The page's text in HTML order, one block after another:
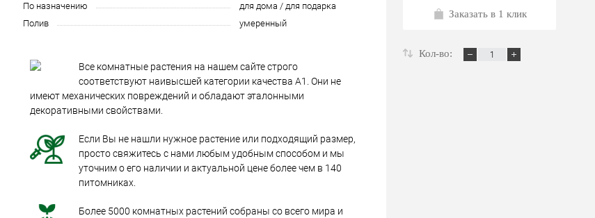
По назначению
для дома / для подарка
Полив
умеренный
Все комнатные растения на нашем сайте строго
соответствуют наивысшей категории качества А1. Они не
имеют механических повреждений и обладают эталонными
декоративными свойствами.
Если Вы не нашли нужное растение или подходящий размер,
просто свяжитесь с нами любым удобным способом и мы
уточним о его наличии и актуальной цене более чем в 140
питомниках.
Более 5000 комнатных растений собраны со всего мира и
Заказать в 1 клик
Кол-во: